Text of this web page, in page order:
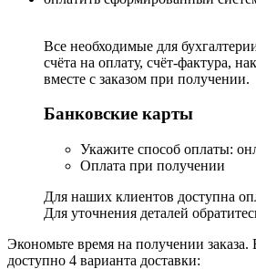
Все необходимые для
счёта на оплату, счёт-фактура,
вместе с заказом при получении.
Банковские карты
Укажите способ оплаты:
Оплата при получении
Для наших клиентов доступна
Для уточнения деталей
Экономьте время на получении заказа.
доступно 4 варианта доставки: